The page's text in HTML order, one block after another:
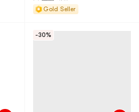
Gold Seller
-30%